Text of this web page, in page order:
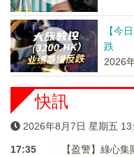
【今
跌
2026
快訊
2026年8月7日 星期五
17:35
【盈警】綠心